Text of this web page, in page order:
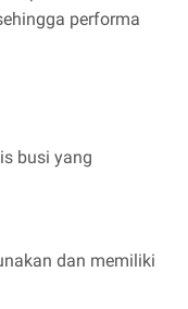
performa
busi yang
dan memiliki